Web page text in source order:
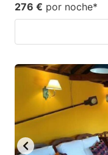
276 € por noche*